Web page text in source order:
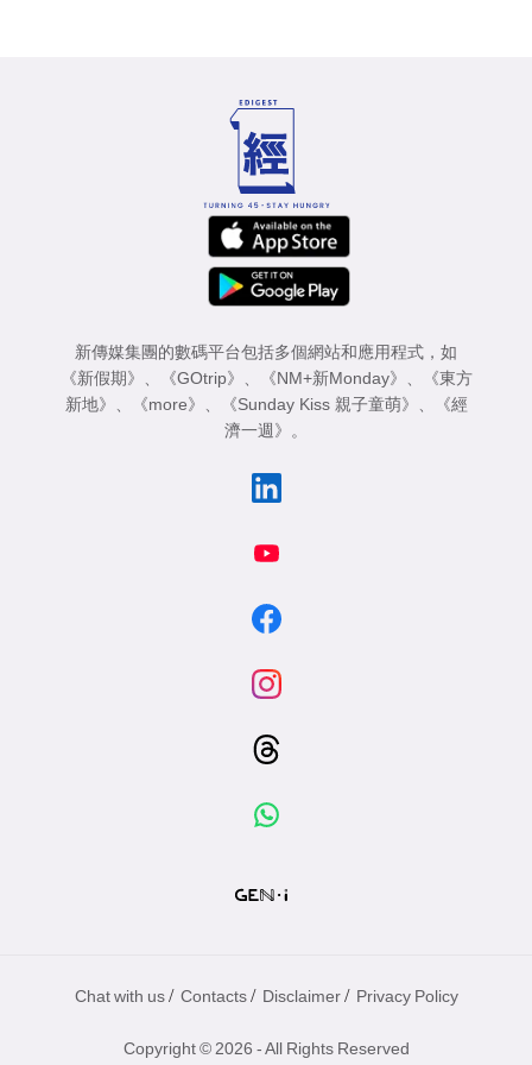
新傳媒集團的數碼平台包括多個網站和應用程式，如
《新假期》
《GOtrip》 《NM+新Monday》
《東方
新地》
《more》 《Sunday Kiss 親子童萌》
《經
濟一週》
。
Chat with us / Contacts / Disclaimer / Privacy Policy
Copyright © 2026 - All Rights Reserved